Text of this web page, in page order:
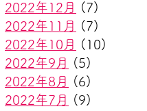
2022年12月
(7)
2022年11月
(7)
2022年10月
(10)
2022年9月
(5)
2022年8月
(6)
2022年7月
(9)